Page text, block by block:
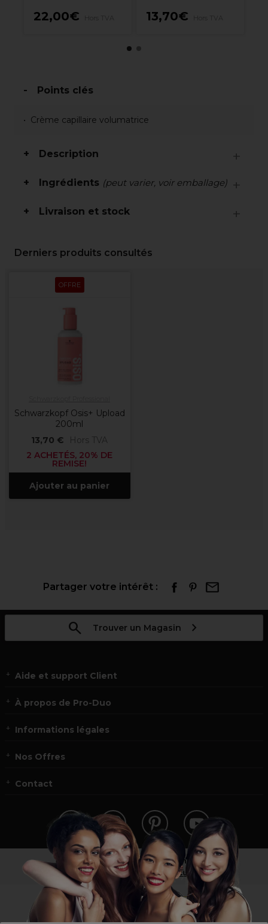
22,00€ 13,70€
Points clés
Crème capillaire volumatrice
Description
Ingrédients (peut varier, voir emballage)
Livraison et stock
Derniers produits consultés
OFFRE
Schwarzkopf Osis+ Upload
200ml
13,70 €
Hors TVA
2 ACHETÉS, 20% DE
REMISE!
Ajouter au panier
Partager votre intérêt :
Trouver un Magasin
Aide et support Client
À propos de Pro-Duo
Informations légales
Nos Offres
Contact
Vous n’êtes pas un professionnel ?
Visitez notre site pour les particuliers!